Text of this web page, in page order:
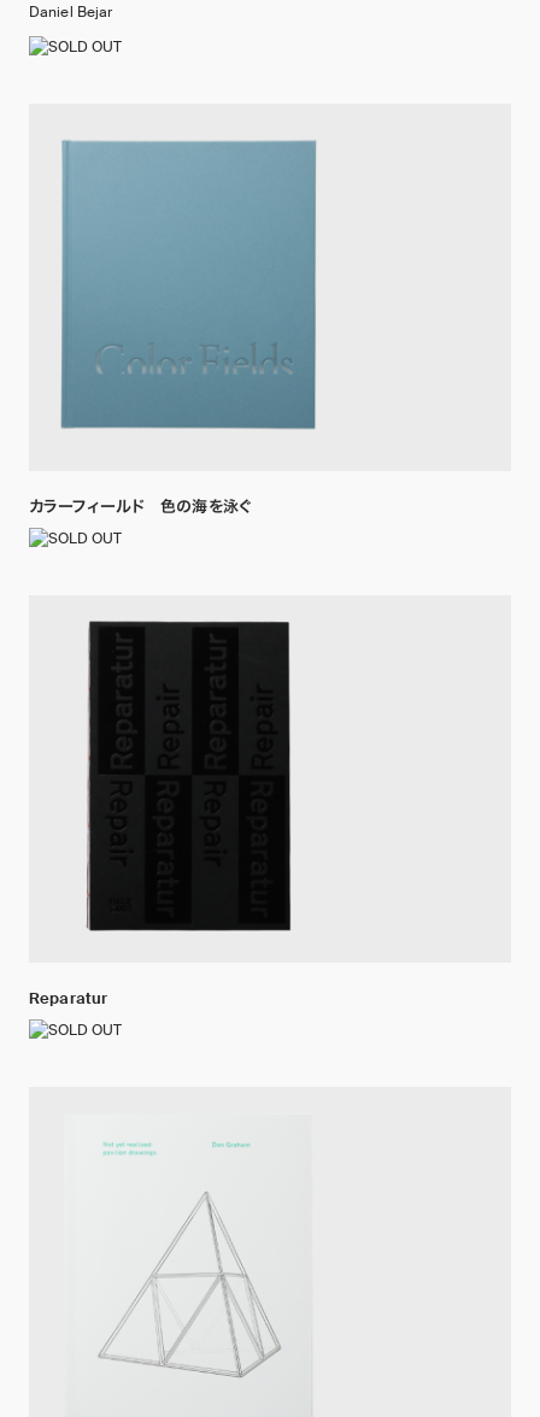
Daniel Bejar
カラーフィールド 色の海を泳ぐ
Reparatur